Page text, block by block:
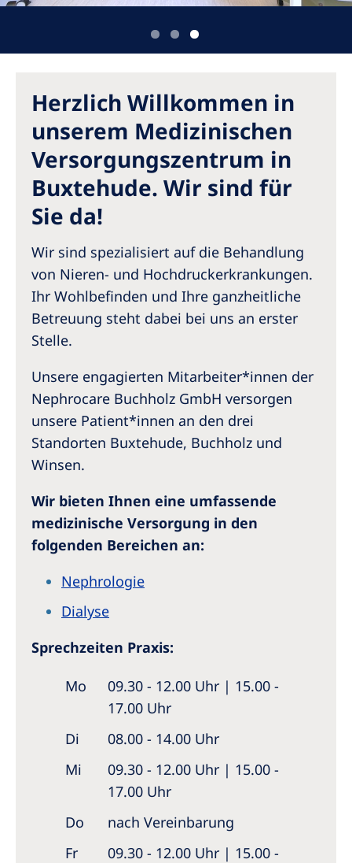
Australia
United States of America
NephroCare International
Global Website
Herzlich Willkommen in
unserem Medizinischen
Versorgungszentrum in
Buxtehude. Wir sind für
Sie da!
Wir sind spezialisiert auf die Behandlung
von Nieren- und Hochdruckerkrankungen.
Ihr Wohlbefinden und Ihre ganzheitliche
Betreuung steht dabei bei uns an erster
Stelle.
Unsere engagierten Mitarbeiter*innen der
Nephrocare Buchholz GmbH versorgen
unsere Patient*innen an den drei
Standorten Buxtehude, Buchholz und
Winsen.
Wir bieten Ihnen eine umfassende
medizinische Versorgung in den
folgenden Bereichen an:
Nephrologie
Dialyse
Sprechzeiten Praxis:
Mo
09.30 - 12.00 Uhr | 15.00 -
17.00 Uhr
Di
08.00 - 14.00 Uhr
Mi
09.30 - 12.00 Uhr | 15.00 -
17.00 Uhr
Do
nach Vereinbarung
Fr
09.30 - 12.00 Uhr | 15.00 -